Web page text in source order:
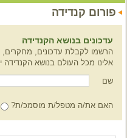
פורום קנדידה
עדכונים בנושא הקנדידה
הרשמו לקבלת עדכונים, מחקרים,
אלינו מכל העולם בנושא הקנדידה
שם
האם את/ה מטפל/ת מוסמכ/ת?